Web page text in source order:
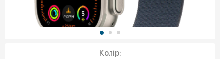
Колір: